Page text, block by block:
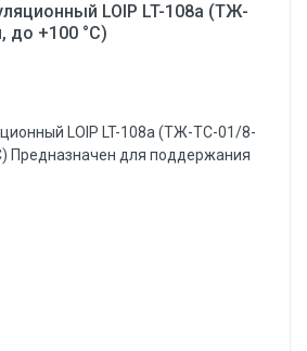
LOIP LT-108a (ТЖ-
до +100 °С)
LOIP LT-108a (ТЖ-ТС-01/8-
Предназначен для поддержания